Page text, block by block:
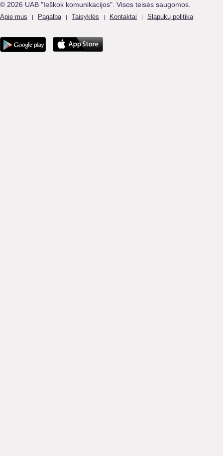
© 2026 UAB "Ieškok komunikacijos". Visos teisės saugomos.
Apie mus | Pagalba | Taisyklės | Kontaktai | Slapukų politika